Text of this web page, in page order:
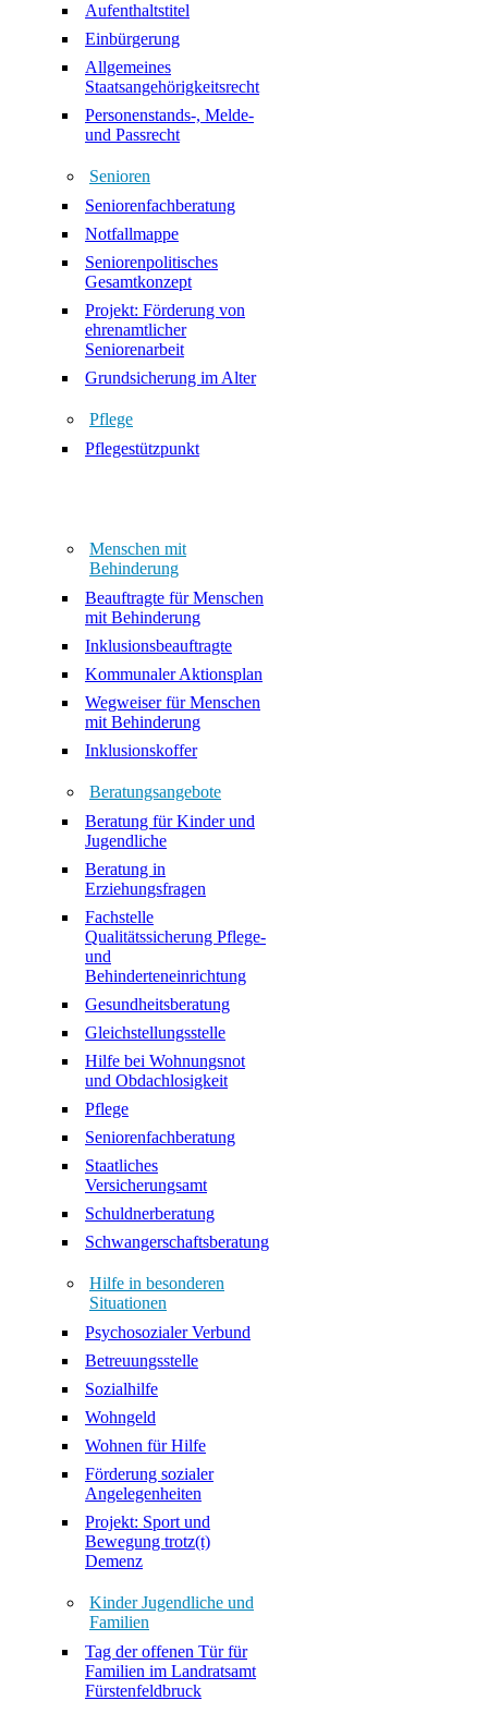
Aufenthaltstitel
Einbürgerung
Allgemeines
Staatsangehörigkeitsrecht
Personenstands-, Melde-
und Passrecht
Senioren
Seniorenfachberatung
Notfallmappe
Seniorenpolitisches
Gesamtkonzept
Projekt: Förderung von
ehrenamtlicher
Seniorenarbeit
Grundsicherung im Alter
Pflege
Pflegestützpunkt
Menschen mit
Behinderung
Beauftragte für Menschen
mit Behinderung
Inklusionsbeauftragte
Kommunaler Aktionsplan
Wegweiser für Menschen
mit Behinderung
Inklusionskoffer
Beratungsangebote
Beratung für Kinder und
Jugendliche
Beratung in
Erziehungsfragen
Fachstelle
Qualitätssicherung Pflege-
und
Behinderteneinrichtung
Gesundheitsberatung
Gleichstellungsstelle
Hilfe bei Wohnungsnot
und Obdachlosigkeit
Pflege
Seniorenfachberatung
Staatliches
Versicherungsamt
Schuldnerberatung
Schwangerschaftsberatung
Hilfe in besonderen
Situationen
Psychosozialer Verbund
Betreuungsstelle
Sozialhilfe
Wohngeld
Wohnen für Hilfe
Förderung sozialer
Angelegenheiten
Projekt: Sport und
Bewegung trotz(t)
Demenz
Kinder Jugendliche und
Familien
Tag der offenen Tür für
Familien im Landratsamt
Fürstenfeldbruck